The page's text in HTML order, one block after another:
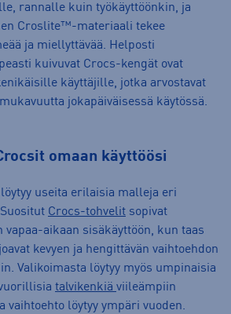
rannalle kuin työkäyttöönkin, ja
Croslite™-materiaali tekee
ja miellyttävää. Helposti
kuivuvat Crocs-kengät ovat
käyttäjille, jotka arvostavat
jokapäiväisessä käytössä.
omaan käyttöösi
useita erilaisia malleja eri
Crocs-tohvelit sopivat
aikaan sisäkäyttöön, kun taas
kevyen ja hengittävän vaihtoehdon
Valikoimasta löytyy myös umpinaisia
talvikenkiä viileämpiin
vaihtoehto löytyy ympäri vuoden.